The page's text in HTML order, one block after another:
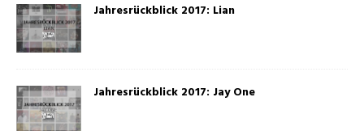
Jahresrückblick 2017: Lian
Jahresrückblick 2017: Jay One